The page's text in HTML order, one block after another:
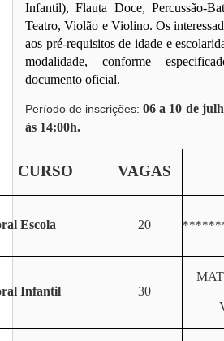
Infantil), Flauta Doce, Percussão-
Teatro, Violão e Violino. Os
aos pré-requisitos de idade e
modalidade, conforme
documento oficial.
Período de inscrições:06 a 10 de
às 14:00h.
CURSO VAGAS
Escola 20
Infantil 30